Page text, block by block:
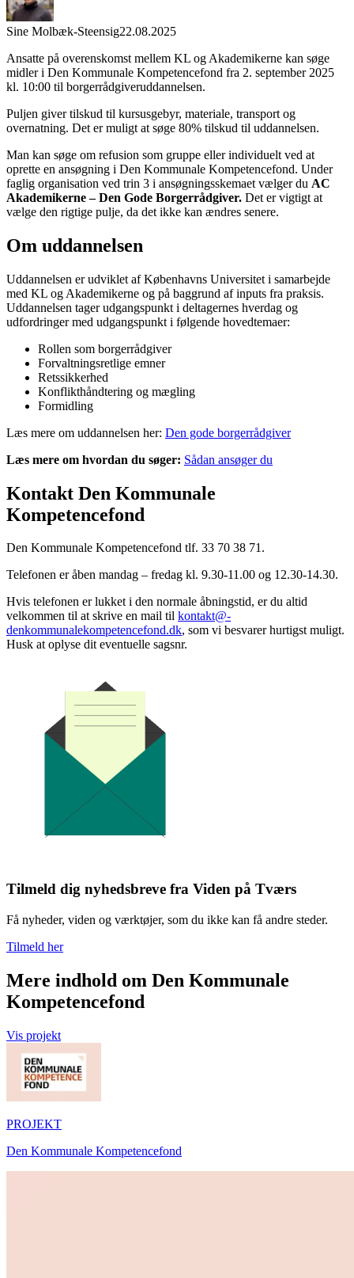
Sine Molbæk-Steensig22.08.2025
Ansatte på overenskomst mellem KL og Akademikerne kan søge
midler i Den Kommunale Kompetencefond fra 2. september 2025
kl. 10:00 til borgerrådgiveruddannelsen.
Puljen giver tilskud til kursusgebyr, materiale, transport og
overnatning. Det er muligt at søge 80% tilskud til uddannelsen.
Man kan søge om refusion som gruppe eller individuelt ved at
oprette en ansøgning i Den Kommunale Kompetencefond. Under
faglig organisation ved trin 3 i ansøgningsskemaet vælger du AC
Akademikerne – Den Gode Borgerrådgiver. Det er vigtigt at
vælge den rigtige pulje, da det ikke kan ændres senere.
Om uddannelsen
Uddannelsen er udviklet af Københavns Universitet i samarbejde
med KL og Akademikerne og på baggrund af inputs fra praksis.
Uddannelsen tager udgangspunkt i deltagernes hverdag og
udfordringer med udgangspunkt i følgende hovedtemaer:
Rollen som borgerrådgiver
Forvaltningsretlige emner
Retssikkerhed
Konflikthåndtering og mægling
Formidling
Læs mere om uddannelsen her: Den gode borgerrådgiver
Læs mere om hvordan du søger: Sådan ansøger du
Kontakt Den Kommunale
Kompetencefond
Den Kommunale Kompetencefond tlf. 33 70 38 71.
Telefonen er åben mandag – fredag kl. 9.30-11.00 og 12.30-14.30.
Hvis telefonen er lukket i den normale åbningstid, er du altid
velkommen til at skrive en mail til kontakt@­
denkommunalekompetencefond.dk, som vi besvarer hurtigst muligt.
Husk at oplyse dit eventuelle sagsnr.
Tilmeld dig nyhedsbreve fra Viden på Tværs
Få nyheder, viden og værktøjer, som du ikke kan få andre steder.
Tilmeld her
Mere indhold om Den Kommunale
Kompetencefond
Vis projekt
PROJEKT
Den Kommunale Kompetencefond